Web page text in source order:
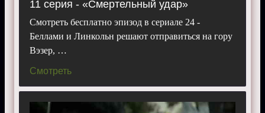
11 серия - «Смертельный удар»
Смотреть бесплатно эпизод в сериале 24 -
Беллами и Линкольн решают отправиться на гору
Вэзер, …
Смотреть